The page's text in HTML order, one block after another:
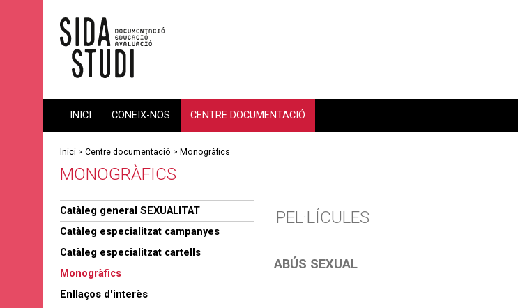
INICI CONEIX-NOS CENTRE DOCUMENTACIÓ
Inici > Centre documentació > Monogràfics
MONOGRÀFICS
PEL·LÍCULES
ABÚS SEXUAL
Catàleg general SEXUALITAT
Catàleg especialitzat campanyes
Catàleg especialitzat cartells
Monogràfics
Enllaços d'interès